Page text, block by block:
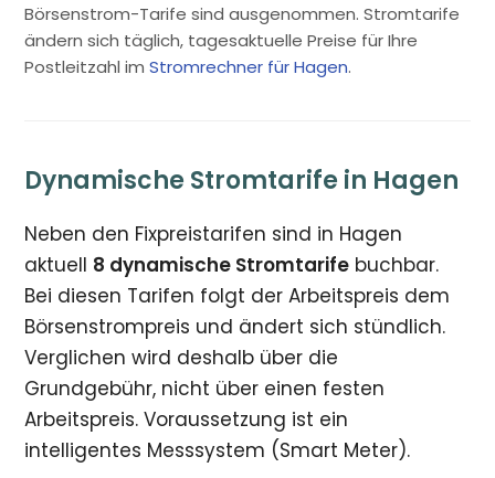
Börsenstrom-Tarife sind ausgenommen. Stromtarife
ändern sich täglich, tagesaktuelle Preise für Ihre
Postleitzahl imStromrechner für Hagen.
Dynamische Stromtarife in Hagen
Neben den Fixpreistarifen sind in Hagen
aktuell 8 dynamische Stromtarife buchbar.
Bei diesen Tarifen folgt der Arbeitspreis dem
Börsenstrompreis und ändert sich stündlich.
Verglichen wird deshalb über die
Grundgebühr, nicht über einen festen
Arbeitspreis. Voraussetzung ist ein
intelligentes Messsystem (Smart Meter).